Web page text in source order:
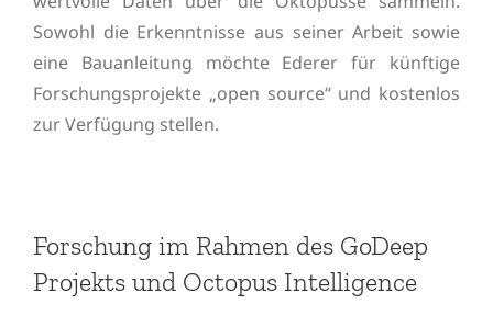
Sowohl die Erkenntnisse aus seiner Arbeit sowie
eine Bauanleitung möchte Ederer für künftige
Forschungsprojekte „open source“ und kostenlos
zur Verfügung stellen.
Forschung im Rahmen des GoDeep
Projekts und Octopus Intelligence